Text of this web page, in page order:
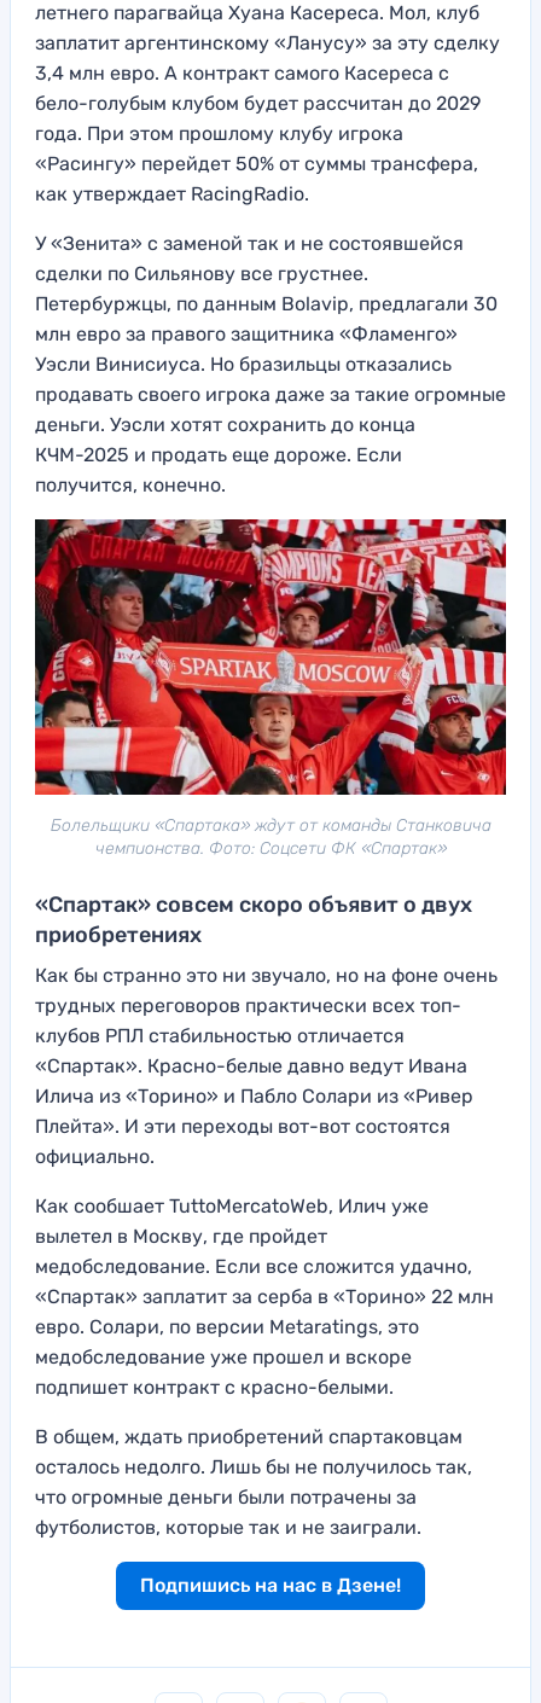
летнего парагвайца Хуана Касереса. Мол, клуб
заплатит аргентинскому «Ланусу» за эту сделку
3,4 млн евро. А контракт самого Касереса с
бело-голубым клубом будет рассчитан до 2029
года. При этом прошлому клубу игрока
«Расингу» перейдет 50% от суммы трансфера,
как утверждает RacingRadio.
У «Зенита» с заменой так и не состоявшейся
сделки по Сильянову все грустнее.
Петербуржцы, по данным Bolavip, предлагали 30
млн евро за правого защитника «Фламенго»
Уэсли Винисиуса. Но бразильцы отказались
продавать своего игрока даже за такие огромные
деньги. Уэсли хотят сохранить до конца
КЧМ-2025 и продать еще дороже. Если
получится, конечно.
Болельщики «Спартака» ждут от команды Станковича
чемпионства. Фото: Соцсети ФК «Спартак»
«Спартак» совсем скоро объявит о двух
приобретениях
Как бы странно это ни звучало, но на фоне очень
трудных переговоров практически всех топ-
клубов РПЛ стабильностью отличается
«Спартак». Красно-белые давно ведут Ивана
Илича из «Торино» и Пабло Солари из «Ривер
Плейта». И эти переходы вот-вот состоятся
официально.
Как сообшает TuttoMercatoWeb, Илич уже
вылетел в Москву, где пройдет
медобследование. Если все сложится удачно,
«Спартак» заплатит за серба в «Торино» 22 млн
евро. Солари, по версии Metaratings, это
медобследование уже прошел и вскоре
подпишет контракт с красно-белыми.
В общем, ждать приобретений спартаковцам
осталось недолго. Лишь бы не получилось так,
что огромные деньги были потрачены за
футболистов, которые так и не заиграли.
Подпишись на нас в Дзене!